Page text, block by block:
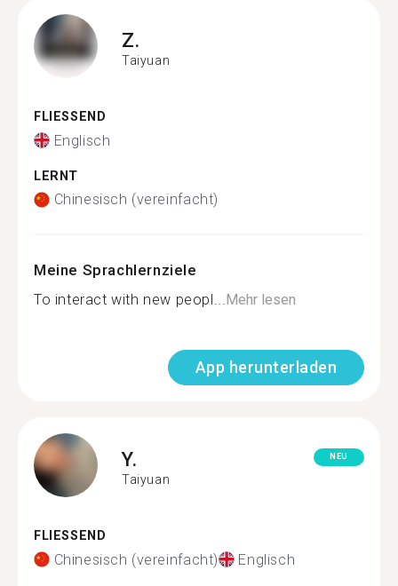
Z.
Taiyuan
FLIESSEND
Englisch
LERNT
Chinesisch (vereinfacht)
Meine Sprachlernziele
To interact with new peopl...Mehr lesen
App herunterladen
Y.
Taiyuan
NEU
FLIESSEND
Chinesisch (vereinfacht) Englisch